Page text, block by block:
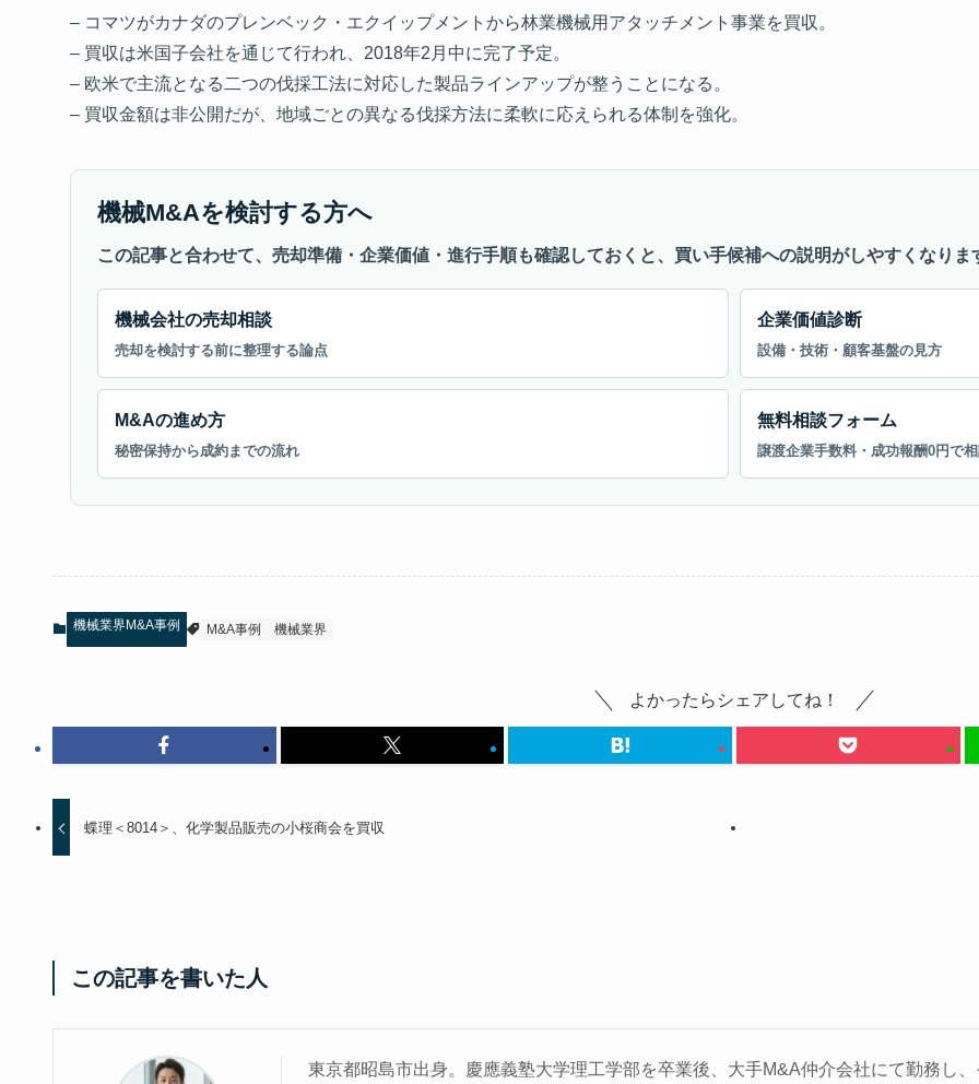
– コマツがカナダのプレンベック・エクイップメントから林業機械用アタッチメント事業を買収。
– 買収は米国子会社を通じて行われ、2018年2月中に完了予定。
– 欧米で主流となる二つの伐採工法に対応した製品ラインアップが整うことになる。
– 買収金額は非公開だが、地域ごとの異なる伐採方法に柔軟に応えられる体制を強化。
機械M&Aを検討する方へ
この記事と合わせて、売却準備・企業価値・進行手順も確認しておくと、買い手候補への説明がしやすくなりま
機械会社の売却相談
売却を検討する前に整理する論点
企業価値診断
設備・技術・顧客基盤の見方
M&Aの進め方
秘密保持から成約までの流れ
無料相談フォーム
譲渡企業手数料・成功報酬0円で
機械業界M&A事例 M&A事例 機械業界
よかったらシェアしてね！
蝶理＜8014＞、化学製品販売の小桜商会を買収
この記事を書いた人
東京都昭島市出身。慶應義塾大学理工学部を卒業後、大手M&A仲介会社にて勤務し